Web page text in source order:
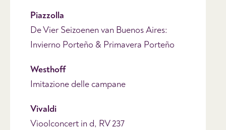
Piazzolla
De Vier Seizoenen van Buenos Aires:
Invierno Porteño & Primavera Porteño
Westhoff
Imitazione delle campane
Vivaldi
Vioolconcert in d, RV 237